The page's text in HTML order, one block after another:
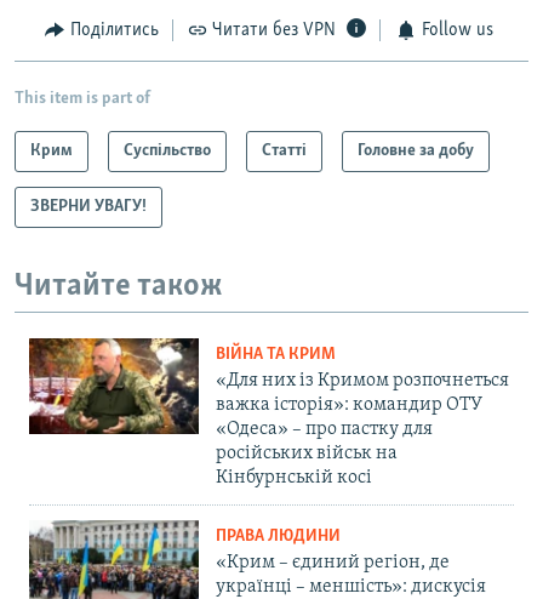
Поділитись Читати без VPN Follow us
This item is part of
Крим Суспільство Статті Головне за добу
ЗВЕРНИ УВАГУ!
Читайте також
ВІЙНА ТА КРИМ
«Для них із Кримом розпочнеться
важка історія»: командир ОТУ
«Одеса» – про пастку для
російських військ на
Кінбурнській косі
ПРАВА ЛЮДИНИ
«Крим – єдиний регіон, де
українці – меншість»: дискусія